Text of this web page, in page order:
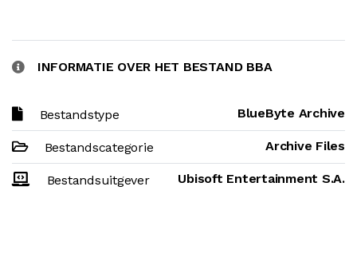
INFORMATIE OVER HET BESTAND BBA
Bestandstype BlueByte Archive
Bestandscategorie Archive Files
Bestandsuitgever Ubisoft Entertainment S.A.